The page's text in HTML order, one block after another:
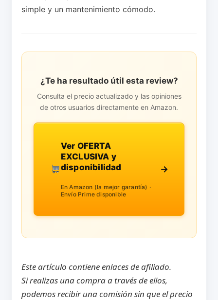
simple y un mantenimiento cómodo.
¿Te ha resultado útil esta review?
Consulta el precio actualizado y las opiniones
de otros usuarios directamente en Amazon.
Ver OFERTA
EXCLUSIVA y
disponibilidad
En Amazon (la mejor garantía) ·
Envío Prime disponible
→
Este artículo contiene enlaces de afiliado.
Si realizas una compra a través de ellos,
podemos recibir una comisión sin que el precio